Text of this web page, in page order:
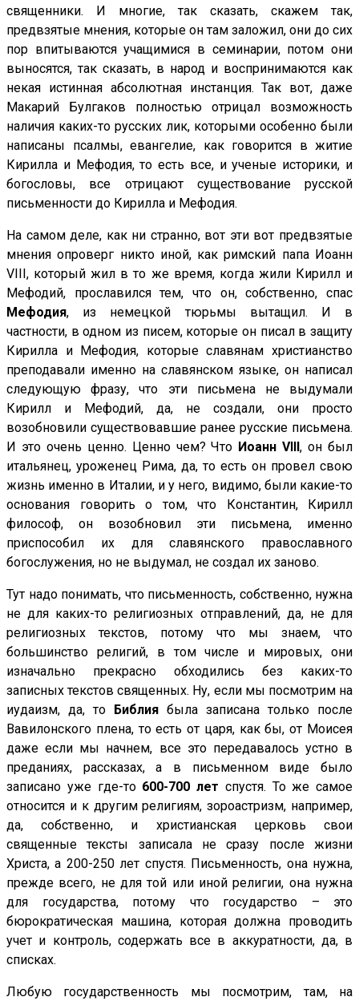
священники. И многие, так сказать, скажем так,
предвзятые мнения, которые он там заложил, они до сих
пор впитываются учащимися в семинарии, потом они
выносятся, так сказать, в народ и воспринимаются как
некая истинная абсолютная инстанция. Так вот, даже
Макарий Булгаков полностью отрицал возможность
наличия каких-то русских лик, которыми особенно были
написаны псалмы, евангелие, как говорится в житие
Кирилла и Мефодия, то есть все, и ученые историки, и
богословы, все отрицают существование русской
письменности до Кирилла и Мефодия.
На самом деле, как ни странно, вот эти вот предвзятые
мнения опроверг никто иной, как римский папа Иоанн
VIII, который жил в то же время, когда жили Кирилл и
Мефодий, прославился тем, что он, собственно, спас
Мефодия, из немецкой тюрьмы вытащил. И в
частности, в одном из писем, которые он писал в защиту
Кирилла и Мефодия, которые славянам христианство
преподавали именно на славянском языке, он написал
следующую фразу, что эти письмена не выдумали
Кирилл и Мефодий, да, не создали, они просто
возобновили существовавшие ранее русские письмена.
И это очень ценно. Ценно чем? Что Иоанн VIII, он был
итальянец, уроженец Рима, да, то есть он провел свою
жизнь именно в Италии, и у него, видимо, были какие-то
основания говорить о том, что Константин, Кирилл
философ, он возобновил эти письмена, именно
приспособил их для славянского православного
богослужения, но не выдумал, не создал их заново.
Тут надо понимать, что письменность, собственно, нужна
не для каких-то религиозных отправлений, да, не для
религиозных текстов, потому что мы знаем, что
большинство религий, в том числе и мировых, они
изначально прекрасно обходились без каких-то
записных текстов священных. Ну, если мы посмотрим на
иудаизм, да, то
Библия была записана только после
Вавилонского плена, то есть от царя, как бы, от Моисея
даже если мы начнем, все это передавалось устно в
преданиях, рассказах, а в письменном виде было
записано уже где-то 600-700 лет спустя. То же самое
относится и к другим религиям, зороастризм, например,
да, собственно, и христианская церковь свои
священные тексты записала не сразу после жизни
Христа, а 200-250 лет спустя. Письменность, она нужна,
прежде всего, не для той или иной религии, она нужна
для государства, потому что государство – это
бюрократическая машина, которая должна проводить
учет и контроль, содержать все в аккуратности, да, в
списках.
Любую государственность мы посмотрим, там, на